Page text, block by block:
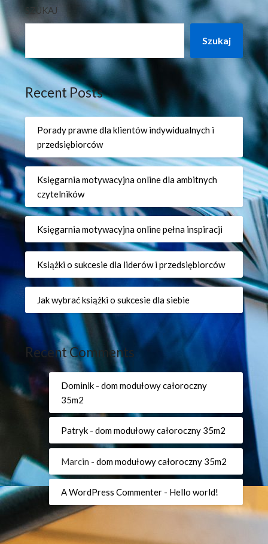
SZUKAJ
Szukaj
Recent Posts
Porady prawne dla klientów indywidualnych i
przedsiębiorców
Księgarnia motywacyjna online dla ambitnych
czytelników
Księgarnia motywacyjna online pełna inspiracji
Książki o sukcesie dla liderów i przedsiębiorców
Jak wybrać książki o sukcesie dla siebie
Recent Comments
Dominik -dom modułowy całoroczny
35m2
Patryk -dom modułowy całoroczny 35m2
Marcin -dom modułowy całoroczny 35m2
A WordPress Commenter - Hello world!